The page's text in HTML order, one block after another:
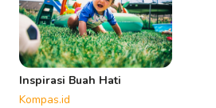
Inspirasi Buah Hati
Kompas.id